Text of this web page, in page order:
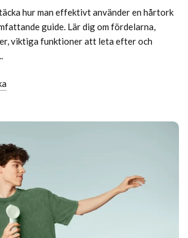
hur man effektivt använder en hårtork
guide. Lär dig om fördelarna,
viktiga funktioner att leta efter och